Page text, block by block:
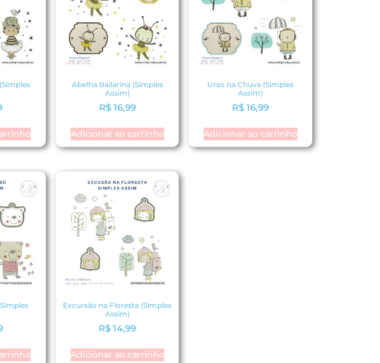
Abelha Bailarina (Simples
Assim)
R$16,99
Adicionar ao carrinho
Urso na Chuva (Simples
Assim)
R$ 16,99
Adicionar ao carrinho
Excursão na Floresta (Simples
Assim)
R$ 14,99
Adicionar ao carrinho